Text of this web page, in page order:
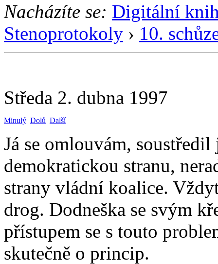
Nacházíte se: Digitální
Stenoprotokoly › 10.
Středa 2. dubna 1997
Minulý Dolů Další
Já se omlouvám, soustředil
demokratickou stranu,
strany vládní koalice.
drog. Dodneška se svým
přístupem se s touto
skutečně o princip.